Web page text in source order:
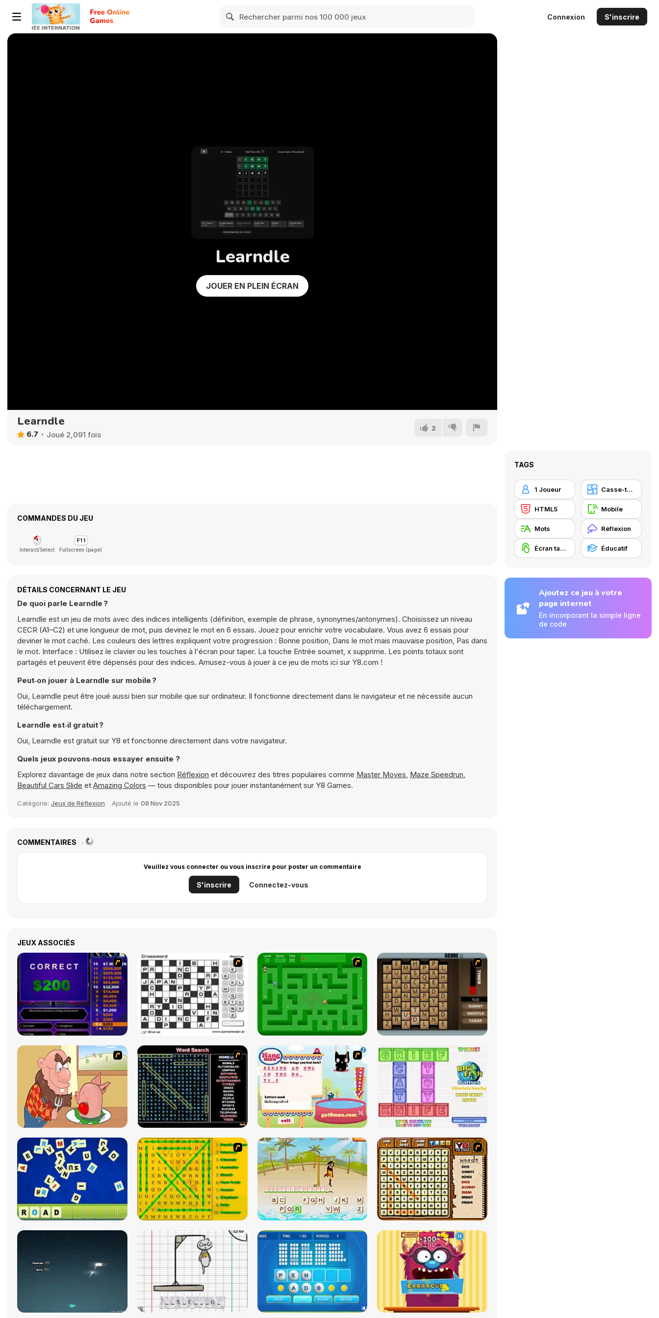
Connexion S'inscrire
Learndle
JOUER EN PLEIN ÉCRAN
Learndle
6.7 Joué 2,091 fois
2
COMMANDES DU JEU
Interact/Select Fullscreen (page)
DÉTAILS CONCERNANT LE JEU
De quoi parle Learndle ?
Learndle est un jeu de mots avec des indices intelligents (définition, exemple de phrase, synonymes/antonymes). Choisissez un niveau
CECR (A1–C2) et une longueur de mot, puis devinez le mot en 6 essais. Jouez pour enrichir votre vocabulaire. Vous avez 6 essais pour
deviner le mot caché. Les couleurs des lettres expliquent votre progression : Bonne position, Dans le mot mais mauvaise position, Pas dans
le mot. Interface : Utilisez le clavier ou les touches à l'écran pour taper. La touche Entrée soumet, x supprime. Les points totaux sont
partagés et peuvent être dépensés pour des indices. Amusez-vous à jouer à ce jeu de mots ici sur Y8.com !
Peut‑on jouer à Learndle sur mobile ?
Oui, Learndle peut être joué aussi bien sur mobile que sur ordinateur. Il fonctionne directement dans le navigateur et ne nécessite aucun
téléchargement.
Learndle est‑il gratuit ?
Oui, Learndle est gratuit sur Y8 et fonctionne directement dans votre navigateur.
Quels jeux pouvons‑nous essayer ensuite ?
Explorez davantage de jeux dans notre section Réflexion et découvrez des titres populaires comme Master Moves, Maze Speedrun,
Beautiful Cars Slide et Amazing Colors — tous disponibles pour jouer instantanément sur Y8 Games.
Catégorie: Jeux de Réflexion Ajouté le 09 Nov 2025
COMMENTAIRES
Veuillez vous connecter ou vous inscrire pour poster un commentaire
S'inscrire Connectez-vous
JEUX ASSOCIÉS
TAGS
1 Joueur Casse-tête
HTML5 Mobile
Mots Réflexion
Écran tactile Éducatif
Ajoutez ce jeu à votre
page internet
En incorporant la simple ligne
de code